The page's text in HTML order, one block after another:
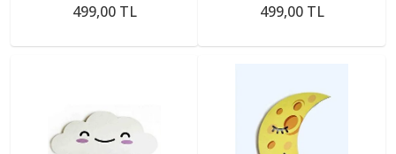
499,00 TL 499,00 TL